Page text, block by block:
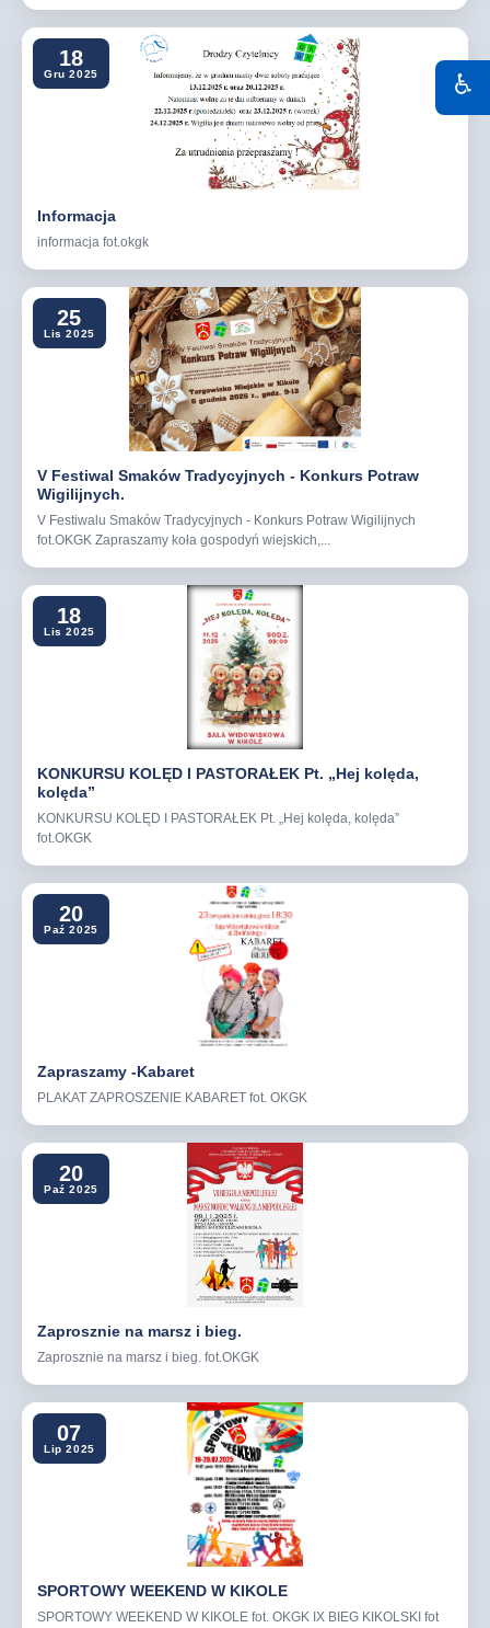
♿
18
Gru 2025
Informacja
informacja fot.okgk
25
Lis 2025
V Festiwal Smaków Tradycyjnych - Konkurs Potraw
Wigilijnych.
V Festiwalu Smaków Tradycyjnych - Konkurs Potraw Wigilijnych
fot.OKGK Zapraszamy koła gospodyń wiejskich,...
18
Lis 2025
KONKURSU KOLĘD I PASTORAŁEK Pt. „Hej kolęda,
kolęda”
KONKURSU KOLĘD I PASTORAŁEK Pt. „Hej kolęda, kolęda”
fot.OKGK
20
Paź 2025
Zapraszamy -Kabaret
PLAKAT ZAPROSZENIE KABARET fot. OKGK
20
Paź 2025
Zaprosznie na marsz i bieg.
Zaprosznie na marsz i bieg. fot.OKGK
07
Lip 2025
SPORTOWY WEEKEND W KIKOLE
SPORTOWY WEEKEND W KIKOLE fot. OKGK IX BIEG KIKOLSKI fot